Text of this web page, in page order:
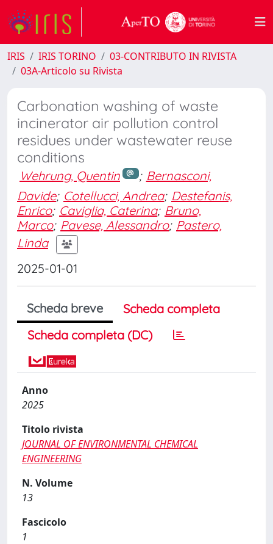
IRIS IRIS TORINO
03-CONTRIBUTO IN RIVISTA
03A-Articolo su Rivista
Carbonation washing of waste
incinerator air pollution control
residues under wastewater reuse
conditions
Wehrung, Quentin ; Bernasconi,
Davide; Cotellucci, Andrea; Destefanis,
Enrico; Caviglia, Caterina; Bruno,
Marco; Pavese, Alessandro; Pastero,
Linda
2025-01-01
Scheda breve
Scheda completa
Scheda completa (DC)
Anno
2025
Titolo rivista
JOURNAL OF ENVIRONMENTAL CHEMICAL
ENGINEERING
N. Volume
13
Fascicolo
1